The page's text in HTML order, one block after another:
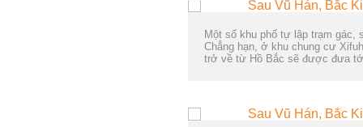
Một số khu phố tự lập trạm gác,
Chẳng hạn, ở khu chung cư
trở về từ Hồ Bắc sẽ được đưa